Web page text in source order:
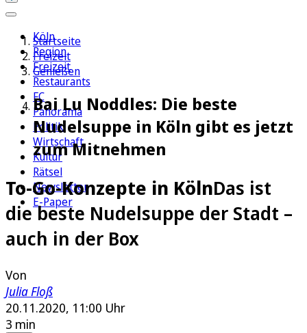
Köln
Region
Freizeit
Restaurants
FC
Panorama
Politik
Wirtschaft
Kultur
Rätsel
Newsletter
E-Paper
Startseite
Freizeit
Genießen
Bai Lu Noddles: Die beste
Nudelsuppe in Köln gibt es jetzt
zum Mitnehmen
To-Go-Konzepte in KölnDas ist
die beste Nudelsuppe der Stadt –
auch in der Box
Von
Julia Floß
20.11.2020, 11:00 Uhr
3 min